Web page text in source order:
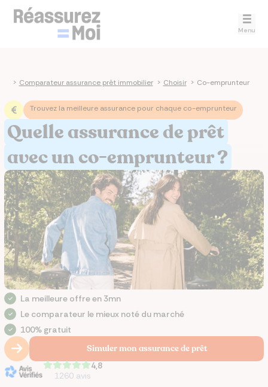
Menu
> Comparateur assurance prêt immobilier > Choisir > Co-emprunteur
Trouvez la meilleure assurance pour chaque co-emprunteur
Quelle assurance de prêt
avec un co-emprunteur ?
La meilleure offre en 3mn
Le comparateur le mieux noté du marché
100% gratuit
Simuler mon assurance de prêt
4,8
1260 avis